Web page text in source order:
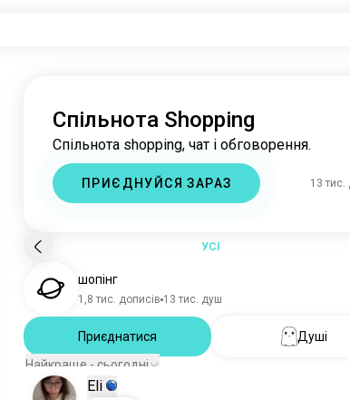
Спільнота Shopping
Спільнота shopping, чат і обговорення.
ПРИЄДНУЙСЯ ЗАРАЗ 13 тис.
УСІ
шопінг
1,8 тис. дописів 13 тис. душ
Приєднатися
Душі
Найкраще - сьогодні
Eli